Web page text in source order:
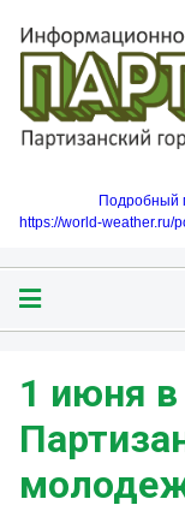
Подробный
https://world-weather.ru/
1 июня в